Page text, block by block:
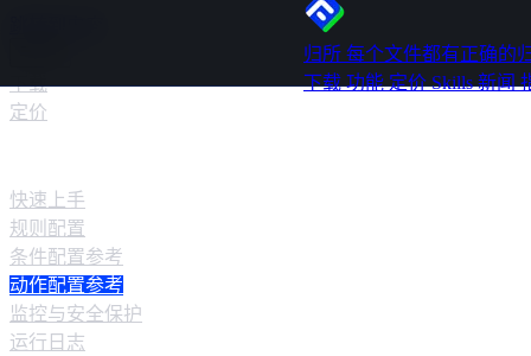
归所 每个文件都有正确的
下载功能定价Skills新闻
下载
定价
快速上手
规则配置
条件配置参考
动作配置参考
监控与安全保护
运行日志